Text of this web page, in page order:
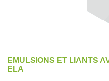
EMULSIONS ET LIANTS
ELA